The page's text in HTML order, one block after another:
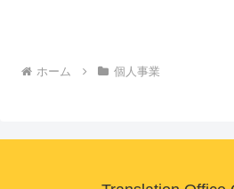
ホーム 個人事業